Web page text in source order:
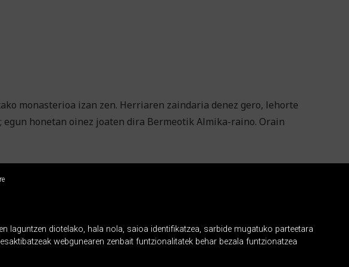
monasterioa izan zen. Herriaren zaindaria denez gero, lehorte
honetan oinez joaten dira Bermeotik Almika-raino. Orain
laguntzen diotelako, hala nola, saioa identifikatzea, sarbide mugatuko parteetara
webgunearen zenbait funtzionalitatek behar bezala funtzionatzea